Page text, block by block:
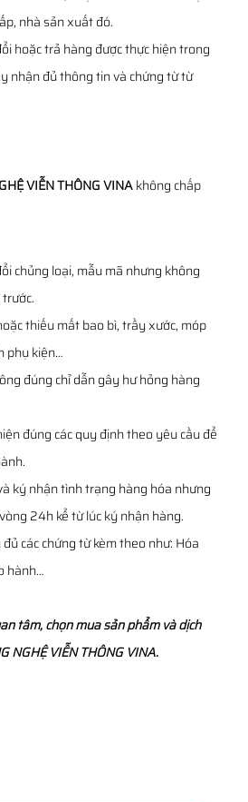
nhà sản xuất đó.
hoặc trả hàng được thực hiện trong
nhận đủ thông tin và chứng từ từ
VIỄN THÔNG VINAkhông chấp
chủng loại, mẫu mã nhưng không
thiếu mất bao bì, trầy xước, móp
phụ kiện…
đúng chỉ dẫn gây hư hỏng hàng
đúng các quy định theo yêu cầu để
ký nhận tình trạng hàng hóa nhưng
24h kể từ lúc ký nhận hàng.
các chứng từ kèm theo như: Hóa
hành…
tâm, chọn mua sản phẩm và dịch
NGHỆ VIỄN THÔNG VINA.